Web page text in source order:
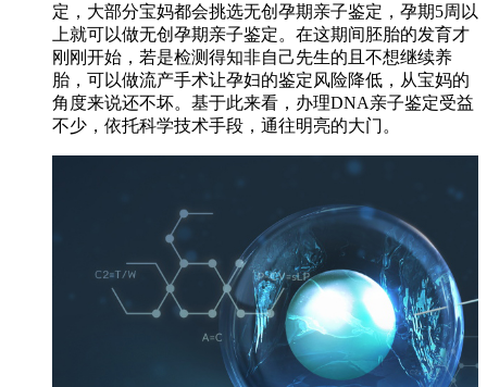
定，大部分宝妈都会挑选无创孕期亲子鉴定，孕期5周以
上就可以做无创孕期亲子鉴定。在这期间胚胎的发育才
刚刚开始，若是检测得知非自己先生的且不想继续养
胎，可以做流产手术让孕妇的鉴定风险降低，从宝妈的
角度来说还不坏。基于此来看，办理DNA亲子鉴定受益
不少，依托科学技术手段，通往明亮的大门。